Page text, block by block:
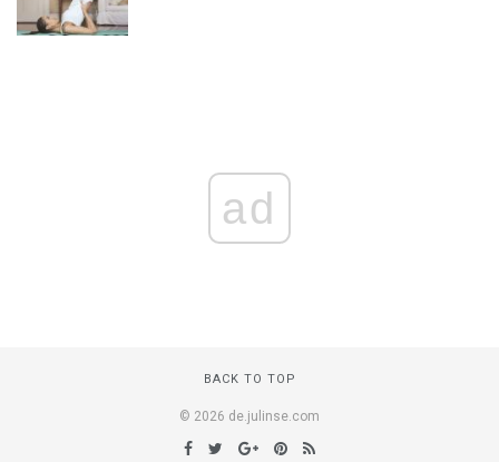
ad
BACK TO TOP
© 2026 de.julinse.com